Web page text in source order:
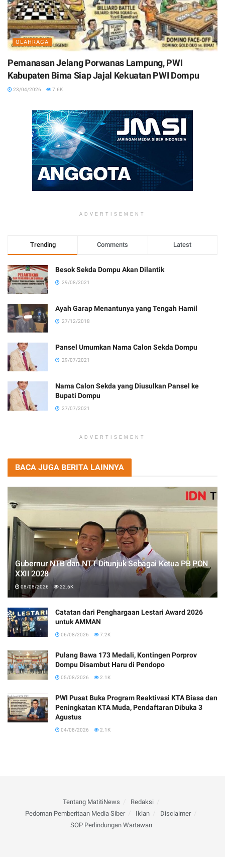
OLAHRAGA
Pemanasan Jelang Porwanas Lampung, PWI
Kabupaten Bima Siap Jajal Kekuatan PWI Dompu
23/04/2026 7.6K
ADVERTISEMENT
Trending Comments Latest
Besok Sekda Dompu Akan Dilantik
29/08/2021
Ayah Garap Menantunya yang Tengah Hamil
27/12/2018
Pansel Umumkan Nama Calon Sekda Dompu
29/07/2021
Nama Calon Sekda yang Diusulkan Pansel ke
Bupati Dompu
27/07/2021
ADVERTISEMENT
BACA JUGA BERITA LAINNYA
Gubernur NTB dan NTT Ditunjuk Sebagai Ketua PB PON
XXII 2028
08/08/2026 22.6K
Catatan dari Penghargaan Lestari Award 2026
untuk AMMAN
06/08/2026 7.2K
Pulang Bawa 173 Medali, Kontingen Porprov
Dompu Disambut Haru di Pendopo
05/08/2026 2.1K
PWI Pusat Buka Program Reaktivasi KTA Biasa dan
Peningkatan KTA Muda, Pendaftaran Dibuka 3
Agustus
04/08/2026 2.1K
Tentang MatitiNews
Redaksi
Pedoman Pemberitaan Media Siber
Iklan
Disclaimer
SOP Perlindungan Wartawan